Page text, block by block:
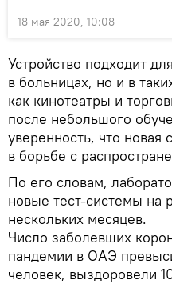
18 мая 2020, 10:08
Устройство подходит
в больницах, но и в
как кинотеатры и
после небольшого
уверенность, что новая
в борьбе с
По его словам,
новые тест-системы на
нескольких месяцев.
Число заболевших
пандемии в ОАЭ
человек, выздоровели